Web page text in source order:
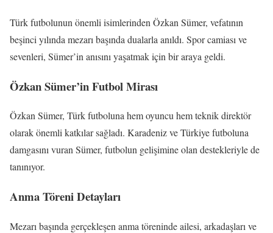
Türk futbolunun önemli isimlerinden Özkan Sümer, vefatının
beşinci yılında mezarı başında dualarla anıldı. Spor camiası ve
sevenleri, Sümer’in anısını yaşatmak için bir araya geldi.
Özkan Sümer’in Futbol Mirası
Özkan Sümer, Türk futboluna hem oyuncu hem teknik direktör
olarak önemli katkılar sağladı. Karadeniz ve Türkiye futboluna
damgasını vuran Sümer, futbolun gelişimine olan destekleriyle de
tanınıyor.
Anma Töreni Detayları
Mezarı başında gerçekleşen anma töreninde ailesi, arkadaşları ve